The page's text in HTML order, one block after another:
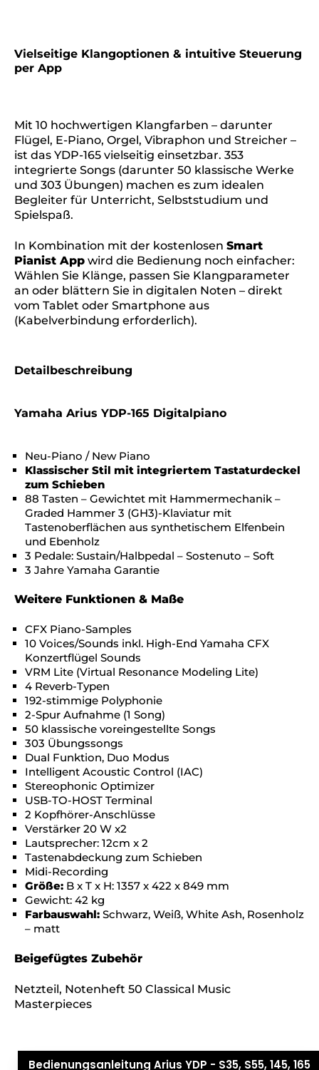
Vielseitige Klangoptionen & intuitive Steuerung
per App
Mit 10 hochwertigen Klangfarben – darunter
Flügel, E-Piano, Orgel, Vibraphon und Streicher –
ist das YDP-165 vielseitig einsetzbar. 353
integrierte Songs (darunter 50 klassische Werke
und 303 Übungen) machen es zum idealen
Begleiter für Unterricht, Selbststudium und
Spielspaß.
In Kombination mit der kostenlosen Smart
Pianist App wird die Bedienung noch einfacher:
Wählen Sie Klänge, passen Sie Klangparameter
an oder blättern Sie in digitalen Noten – direkt
vom Tablet oder Smartphone aus
(Kabelverbindung erforderlich).
Detailbeschreibung
Yamaha Arius YDP-165 Digitalpiano
Neu-Piano / New Piano
Klassischer Stil mit integriertem Tastaturdeckel
zum Schieben
88 Tasten – Gewichtet mit Hammermechanik –
Graded Hammer 3 (GH3)-Klaviatur mit
Tastenoberflächen aus synthetischem Elfenbein
und Ebenholz
3 Pedale: Sustain/Halbpedal – Sostenuto – Soft
3 Jahre Yamaha Garantie
Weitere Funktionen & Maße
CFX Piano-Samples
10 Voices/Sounds inkl. High-End Yamaha CFX
Konzertflügel Sounds
VRM Lite (Virtual Resonance Modeling Lite)
4 Reverb-Typen
192-stimmige Polyphonie
2-Spur Aufnahme (1 Song)
50 klassische voreingestellte Songs
303 Übungssongs
Dual Funktion, Duo Modus
Intelligent Acoustic Control (IAC)
Stereophonic Optimizer
USB-TO-HOST Terminal
2 Kopfhörer-Anschlüsse
Verstärker 20 W x2
Lautsprecher: 12cm x 2
Tastenabdeckung zum Schieben
Midi-Recording
Größe: B x T x H: 1357 x 422 x 849 mm
Gewicht: 42 kg
Farbauswahl: Schwarz, Weiß, White Ash, Rosenholz
– matt
Beigefügtes Zubehör
Netzteil, Notenheft 50 Classical Music
Masterpieces
Bedienungsanleitung Arius YDP - S35, S55, 145, 165